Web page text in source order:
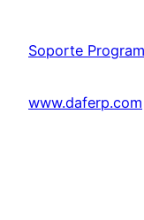
Soporte
www.daferp.com